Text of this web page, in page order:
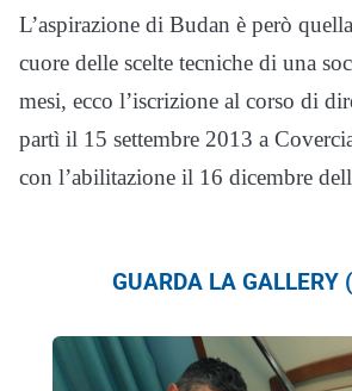
L’aspirazione di Budan è però
cuore delle scelte tecniche di una
mesi, ecco l’iscrizione al corso di
partì il 15 settembre 2013 a
con l’abilitazione il 16 dicembre
GUARDA LA GALLERY